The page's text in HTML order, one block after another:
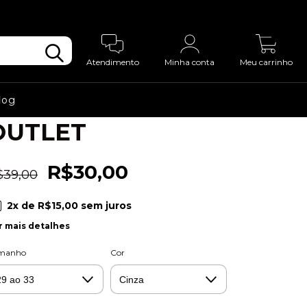
Atendimento Minha conta Meu carrinho
Divertidas
Cinema
Personalizada - Sem Sinal - OUTLET
Personalizada
Sinal -
R$30,00
2x de R$15,00sem juros
mais detalhes
Cor